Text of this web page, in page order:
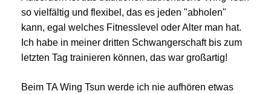
so vielfältig und flexibel, das es jeden "abholen"
kann, egal welches Fitnesslevel oder Alter man hat.
Ich habe in meiner dritten Schwangerschaft bis zum
letzten Tag trainieren können, das war großartig!
Beim TA Wing Tsun werde ich nie aufhören etwas